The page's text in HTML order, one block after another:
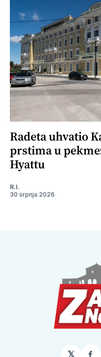
Radeta uhvatio
prstima u
Hyattu
R.I.
30 srpnja 2026
𝕏